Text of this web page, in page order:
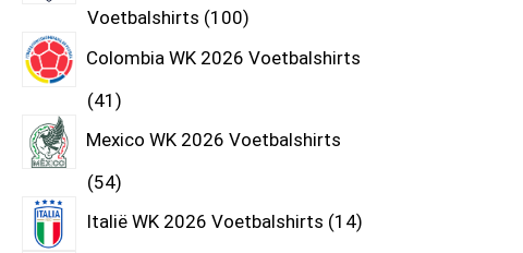
Voetbalshirts 100
Colombia WK 2026 Voetbalshirts
41
Mexico WK 2026 Voetbalshirts
54
Italië WK 2026 Voetbalshirts 14